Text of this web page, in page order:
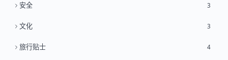
安全 3
文化 3
旅行贴士 4